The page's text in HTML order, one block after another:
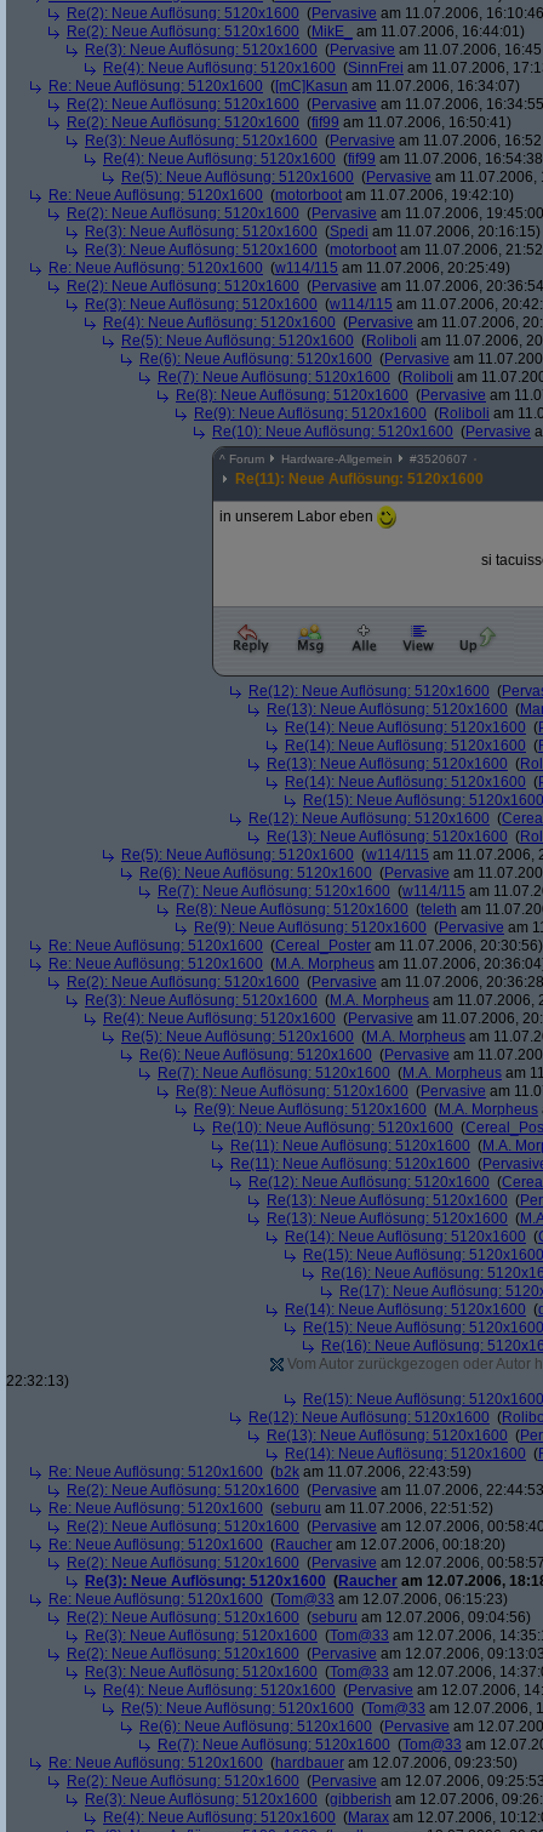
Re(2): Neue Auflösung: 5120x1600 (Pervasive am 11.07.2006,
Re(2): Neue Auflösung: 5120x1600 (MikE_
am 11.07.2006, 16:44:01)
Re(3): Neue Auflösung: 5120x1600 (Pervasive am 11.07.2006,
Re(4): Neue Auflösung: 5120x1600 (SinnFrei am 11.07.2006,
Re: Neue Auflösung: 5120x1600 ([mC]Kasun am 11.07.2006, 16:34:07)
Re(2): Neue Auflösung: 5120x1600 (Pervasive am 11.07.2006,
Re(2): Neue Auflösung: 5120x1600 (fif99 am 11.07.2006, 16:50:41)
Re(3): Neue Auflösung: 5120x1600 (Pervasive am 11.07.2006,
Re(4): Neue Auflösung: 5120x1600 (fif99 am 11.07.2006,
Re(5): Neue Auflösung: 5120x1600 (Pervasive am 11.07.2006,
Re: Neue Auflösung: 5120x1600 (motorboot am 11.07.2006, 19:42:10)
Re(2): Neue Auflösung: 5120x1600 (Pervasive am 11.07.2006,
Re(3): Neue Auflösung: 5120x1600 (Spedi am 11.07.2006, 20:16:15)
Re(3): Neue Auflösung: 5120x1600 (motorboot am 11.07.2006,
Re: Neue Auflösung: 5120x1600 (w114/115 am 11.07.2006, 20:25:49)
Re(2): Neue Auflösung: 5120x1600 (Pervasive am 11.07.2006,
Re(3): Neue Auflösung: 5120x1600 (w114/115 am 11.07.2006,
Re(4): Neue Auflösung: 5120x1600 (Pervasive am 11.07.2006,
Re(5): Neue Auflösung: 5120x1600 (Roliboli am 11.07.2006,
Re(6): Neue Auflösung: 5120x1600 (Pervasive am
Re(7): Neue Auflösung: 5120x1600 (Roliboli am
Re(8): Neue Auflösung: 5120x1600 (Pervasive am
Re(9): Neue Auflösung: 5120x1600 (Roliboli am
Re(10): Neue Auflösung: 5120x1600 (Pervasive
^ Forum Hardware-Allgemein #3520607
Re(11): Neue Auflösung: 5120x1600
in unserem Labor eben
si
Re(12): Neue Auflösung: 5120x1600 (
Re(13): Neue Auflösung: 5120x1600 (
Re(14): Neue Auflösung: 5120x1600 (
Re(14): Neue Auflösung: 5120x1600 (
Re(13): Neue Auflösung: 5120x1600 (
Re(14): Neue Auflösung: 5120x1600 (
Re(15): Neue Auflösung: 5120x1600
Re(12): Neue Auflösung: 5120x1600 (
Re(13): Neue Auflösung: 5120x1600 (
Re(5): Neue Auflösung: 5120x1600 (w114/115 am 11.07.2006,
Re(6): Neue Auflösung: 5120x1600 (Pervasive am
Re(7): Neue Auflösung: 5120x1600 (w114/115 am
Re(8): Neue Auflösung: 5120x1600 (teleth am
Re(9): Neue Auflösung: 5120x1600 (Pervasive am
Re: Neue Auflösung: 5120x1600 (Cereal_Poster am 11.07.2006, 20:30:56)
Re: Neue Auflösung: 5120x1600 (M.A. Morpheus am 11.07.2006,
Re(2): Neue Auflösung: 5120x1600 (Pervasive am 11.07.2006,
Re(3): Neue Auflösung: 5120x1600 (M.A. Morpheus am 11.07.2006,
Re(4): Neue Auflösung: 5120x1600 (Pervasive am 11.07.2006,
Re(5): Neue Auflösung: 5120x1600 (M.A. Morpheus am
Re(6): Neue Auflösung: 5120x1600 (Pervasive am
Re(7): Neue Auflösung: 5120x1600 (M.A. Morpheus am
Re(8): Neue Auflösung: 5120x1600 (Pervasive am
Re(9): Neue Auflösung: 5120x1600 (M.A. Morpheus
Re(10): Neue Auflösung: 5120x1600 (
Re(11): Neue Auflösung: 5120x1600 (M.A.
Re(11): Neue Auflösung: 5120x1600 (
Re(12): Neue Auflösung: 5120x1600 (
Re(13): Neue Auflösung: 5120x1600 (
Re(13): Neue Auflösung: 5120x1600 (
Re(14): Neue Auflösung: 5120x1600 (
Re(15): Neue Auflösung: 5120x1600
Re(16): Neue Auflösung:
Re(17): Neue Auflösung:
Re(14): Neue Auflösung: 5120x1600 (
Re(15): Neue Auflösung: 5120x1600
Re(16): Neue Auflösung:
Vom Autor zurückgezogen oder Autor
22:32:13)
Re(15): Neue Auflösung: 5120x1600
Re(12): Neue Auflösung: 5120x1600 (
Re(13): Neue Auflösung: 5120x1600 (
Re(14): Neue Auflösung: 5120x1600 (
Re: Neue Auflösung: 5120x1600 (b2k am 11.07.2006, 22:43:59)
Re(2): Neue Auflösung: 5120x1600 (Pervasive am 11.07.2006,
Re: Neue Auflösung: 5120x1600 (seburu am 11.07.2006, 22:51:52)
Re(2): Neue Auflösung: 5120x1600 (Pervasive am 12.07.2006,
Re: Neue Auflösung: 5120x1600 (Raucher am 12.07.2006, 00:18:20)
Re(2): Neue Auflösung: 5120x1600 (Pervasive am 12.07.2006,
Re(3): Neue Auflösung: 5120x1600 (Raucher am 12.07.2006,
Re: Neue Auflösung: 5120x1600 (Tom@33 am 12.07.2006, 06:15:23)
Re(2): Neue Auflösung: 5120x1600 (seburu am 12.07.2006, 09:04:56)
Re(3): Neue Auflösung: 5120x1600 (Tom@33 am 12.07.2006,
Re(2): Neue Auflösung: 5120x1600 (Pervasive am 12.07.2006,
Re(3): Neue Auflösung: 5120x1600 (Tom@33 am 12.07.2006,
Re(4): Neue Auflösung: 5120x1600 (Pervasive am 12.07.2006,
Re(5): Neue Auflösung: 5120x1600 (Tom@33 am 12.07.2006,
Re(6): Neue Auflösung: 5120x1600 (Pervasive am
Re(7): Neue Auflösung: 5120x1600 (Tom@33 am
Re: Neue Auflösung: 5120x1600 (hardbauer am 12.07.2006, 09:23:50)
Re(2): Neue Auflösung: 5120x1600 (Pervasive am 12.07.2006,
Re(3): Neue Auflösung: 5120x1600 (gibberish am 12.07.2006,
Re(4): Neue Auflösung: 5120x1600 (Marax am 12.07.2006,